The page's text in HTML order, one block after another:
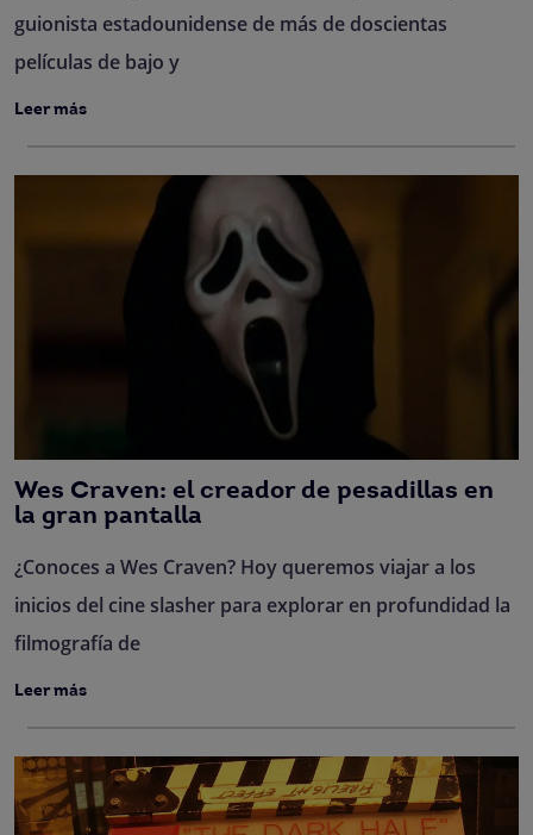
guionista estadounidense de más de doscientas
películas de bajo y
Leer más
Wes Craven: el creador de pesadillas en
la gran pantalla
¿Conoces a Wes Craven? Hoy queremos viajar a los
inicios del cine slasher para explorar en profundidad la
filmografía de
Leer más